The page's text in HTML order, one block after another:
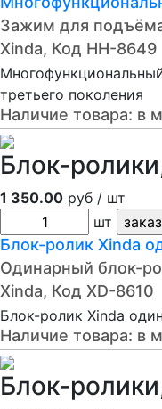
Зажим для
Xinda, Код HH-8649
третьего поколения
Наличие товара: в
Блок-
1 350.00 руб / шт
шт
Блок-ролик Xinda
Одинарный блок-
Xinda, Код XD-8610
Блок-ролик Xinda
Наличие товара: в
Блок-